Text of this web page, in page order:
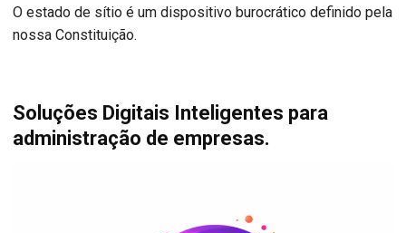
O estado de sítio é um dispositivo burocrático definido pela
nossa Constituição.
Soluções Digitais Inteligentes para
administração de empresas.